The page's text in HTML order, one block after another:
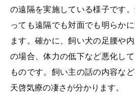
の遠隔を実施している様子です
っても遠隔でも対面でも明らか
ます。確かに、飼い犬の足腰や
の場合、体力の低下など悪化し
ものです。飼い主の話の内容な
天啓気療の凄さが分かります。